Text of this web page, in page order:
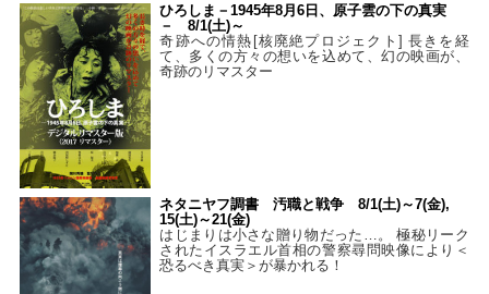
ひろしま－1945年8月6日、原子雲の下の真実
－ 8/1(土)～
奇跡への情熱[核廃絶プロジェクト] 長きを経
て、多くの方々の想いを込めて、幻の映画が、
奇跡のリマスター
ネタニヤフ調書 汚職と戦争 8/1(土)～7(金),
15(土)～21(金)
はじまりは小さな贈り物だった…。 極秘リーク
されたイスラエル首相の警察尋問映像により＜
恐るべき真実＞が暴かれる！